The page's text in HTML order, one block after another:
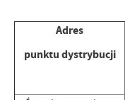
Adres
punktu dystrybucji